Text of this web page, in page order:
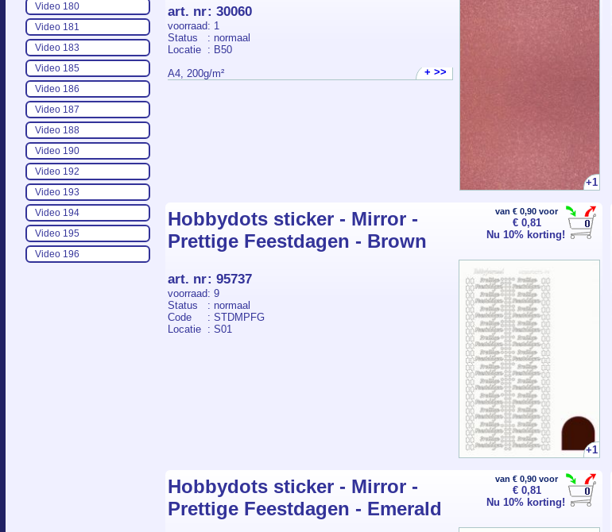
Video 180
Video 181
Video 183
Video 185
Video 186
Video 187
Video 188
Video 190
Video 192
Video 193
Video 194
Video 195
Video 196
+1
art. nr: 30060
voorraad: 1
Status
: normaal
Locatie
: B50
A4, 200g/m²
+ >>
van € 0,90 voor
€ 0,81
Nu 10% korting!
Hobbydots sticker - Mirror -
Prettige Feestdagen - Brown
+1
art. nr: 95737
voorraad: 9
Status
: normaal
Code
: STDMPFG
Locatie
: S01
van € 0,90 voor
€ 0,81
Nu 10% korting!
Hobbydots sticker - Mirror -
Prettige Feestdagen - Emerald